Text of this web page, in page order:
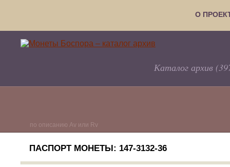
О
Каталог архив
по описанию Av или Rv
ПАСПОРТ МОНЕТЫ: 147-3132-36